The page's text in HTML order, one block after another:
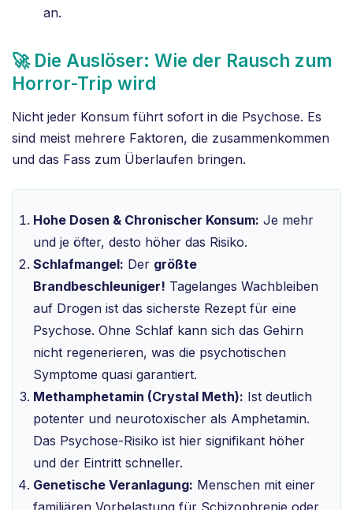
an.
🚀 Die Auslöser: Wie der Rausch zum
Horror-Trip wird
Nicht jeder Konsum führt sofort in die Psychose. Es
sind meist mehrere Faktoren, die zusammenkommen
und das Fass zum Überlaufen bringen.
Hohe Dosen & Chronischer Konsum: Je mehr
und je öfter, desto höher das Risiko.
Schlafmangel: Der größte
Brandbeschleuniger! Tagelanges Wachbleiben
auf Drogen ist das sicherste Rezept für eine
Psychose. Ohne Schlaf kann sich das Gehirn
nicht regenerieren, was die psychotischen
Symptome quasi garantiert.
Methamphetamin (Crystal Meth): Ist deutlich
potenter und neurotoxischer als Amphetamin.
Das Psychose-Risiko ist hier signifikant höher
und der Eintritt schneller.
Genetische Veranlagung: Menschen mit einer